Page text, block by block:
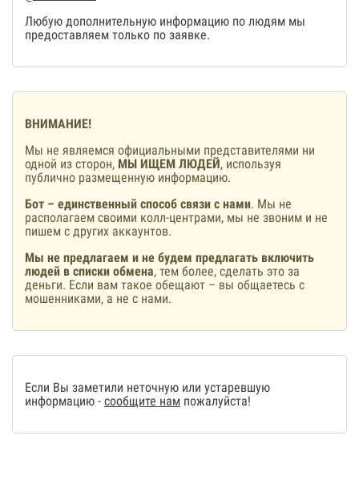
Любую дополнительную информацию по людям мы
предоставляем только по заявке.
ВНИМАНИЕ!
Мы не являемся официальными представителями ни
одной из сторон, МЫ ИЩЕМ ЛЮДЕЙ, используя
публично размещенную информацию.
Бот – единственный способ связи с нами. Мы не
располагаем своими колл-центрами, мы не звоним и не
пишем с других аккаунтов.
Мы не предлагаем и не будем предлагать включить
людей в списки обмена, тем более, сделать это за
деньги. Если вам такое обещают – вы общаетесь с
мошенниками, а не с нами.
Если Вы заметили неточную или устаревшую
информацию - сообщите нам пожалуйста!